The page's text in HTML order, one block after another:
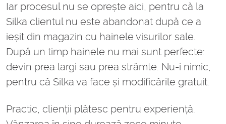
Iar procesul nu se oprește aici, pentru că la
Silka clientul nu este abandonat după ce a
ieșit din magazin cu hainele visurilor sale.
După un timp hainele nu mai sunt perfecte:
devin prea largi sau prea strâmte. Nu-i nimic,
pentru că Silka va face și modificările gratuit.
Practic, clienții plătesc pentru experiență.